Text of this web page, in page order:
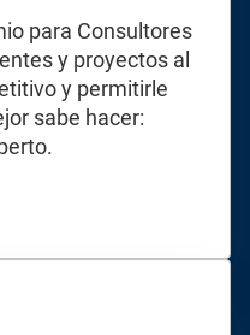
para Consultores
y proyectos al
y permitirle
sabe hacer: